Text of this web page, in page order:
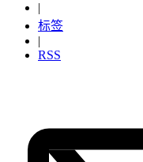
|
标签
|
RSS